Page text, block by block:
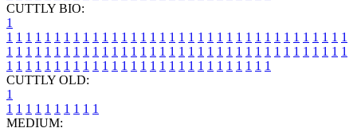
CUTTLY BIO:
1
1 1 1 1 1 1 1 1 1 1 1 1 1 1 1 1 1 1 1 1 1 1 1 1 1 1 1 1 1 1 1 1 1 1 1 1
1 1 1 1 1 1 1 1 1 1 1 1 1 1 1 1 1 1 1 1 1 1 1 1 1 1 1 1 1 1 1 1 1 1 1 1
1 1 1 1 1 1 1 1 1 1 1 1 1 1 1 1 1 1 1 1 1 1 1 1 1 1 1 1
CUTTLY OLD:
1
1 1 1 1 1 1 1 1 1 1
MEDIUM: